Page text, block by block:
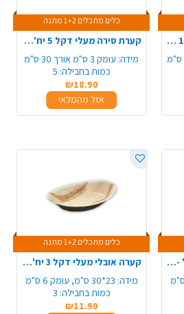
קערה מתכלה קנה סוכר 12 יח' - לבן
כלים מתכלים 1+2 מתנה
קערת סירה מעלי דקל 5 יח' - גדול
מידה: עומק 3 ס"מ אורך 30 ס"מ
כמות בחבילה: 5
₪18.90
אזל מהמלאי
מגש אובלי מעלי דקל 3 יח' - גדול
כלים מתכלים 1+2 מתנה
קערה אובלי מעלי דקל 3 יח' - גדול
מידה: 23*30 ס"מ, עומק 6 ס"מ
כמות בחבילה: 3
₪11.90